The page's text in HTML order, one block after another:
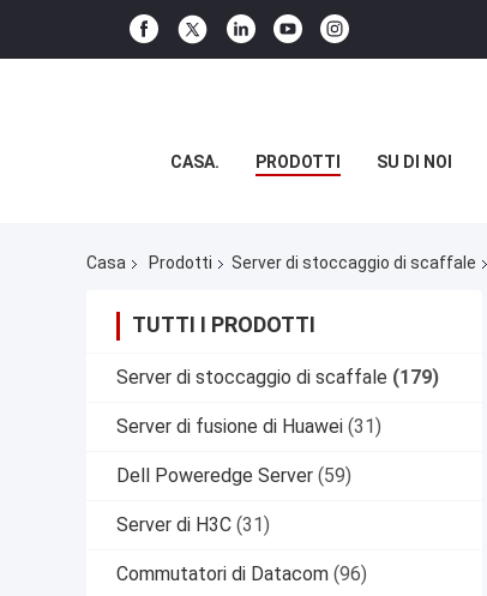
CASA. PRODOTTI SU DI NOI
Casa Prodotti Server di stoccaggio di scaffale
TUTTI I PRODOTTI
Server di stoccaggio di scaffale (179)
Server di fusione di Huawei (31)
Dell Poweredge Server (59)
Server di H3C (31)
Commutatori di Datacom (96)